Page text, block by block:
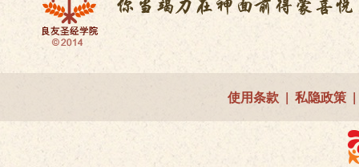
使用条款 | 私隐政策